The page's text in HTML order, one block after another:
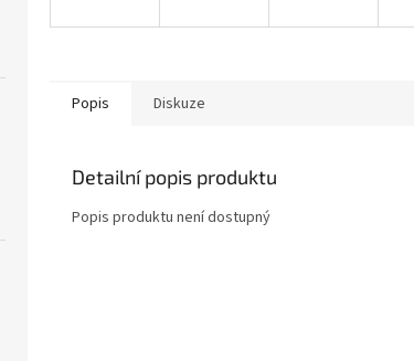
Popis Diskuze
Detailní popis produktu
Popis produktu není dostupný